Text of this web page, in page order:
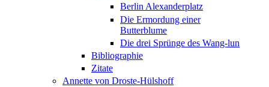
Berlin Alexanderplatz
Die Ermordung einer
Butterblume
Die drei Sprünge des Wang-lun
Bibliographie
Zitate
Annette von Droste-Hülshoff